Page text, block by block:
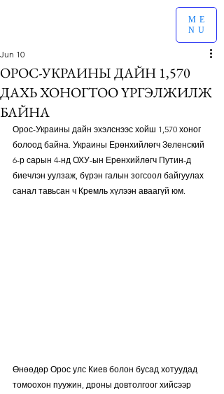
ME
NU
ОРОС-УКРАИНЫ ДАЙН 1,570
ДАХЬ ХОНОГТОО ҮРГЭЛЖИЛЖ
БАЙНА
Jun 10
Орос-Украины дайн эхэлснээс хойш 1,570 хоног
болоод байна. Украины Ерөнхийлөгч Зеленский
6-р сарын 4-нд ОХУ-ын Ерөнхийлөгч Путин-д
биечлэн уулзаж, бүрэн галын зогсоол байгуулах
санал тавьсан ч Кремль хүлээн аваагүй юм.
Өнөөдөр Орос улс Киев болон бусад хотуудад
томоохон пуужин, дроны довтолгоог хийсээр